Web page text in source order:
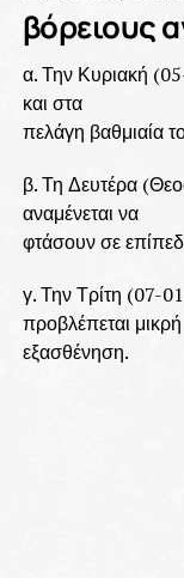
βόρειους
α. Την Κυριακή
και στα
πελάγη βαθμιαία
β. Τη Δευτέρα
αναμένεται να
φτάσουν σε
γ. Την Τρίτη (07-
προβλέπεται μικρή
εξασθένηση.